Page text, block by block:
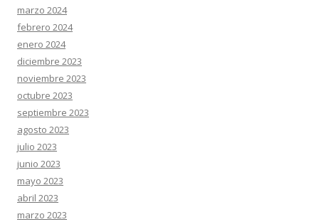
marzo 2024
febrero 2024
enero 2024
diciembre 2023
noviembre 2023
octubre 2023
septiembre 2023
agosto 2023
julio 2023
junio 2023
mayo 2023
abril 2023
marzo 2023